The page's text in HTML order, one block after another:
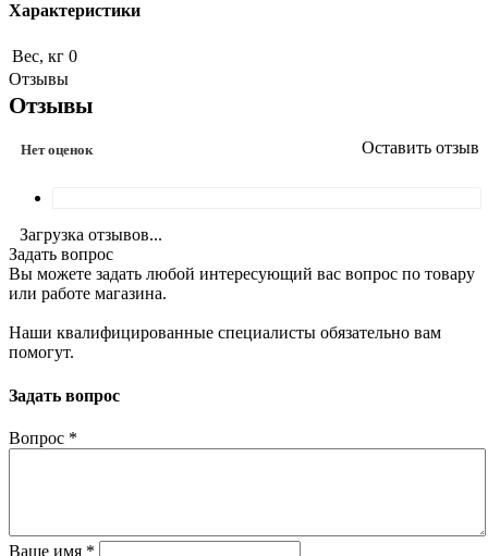
Характеристики
Вес, кг 0
Отзывы
Отзывы
Нет оценок Оставить отзыв
Загрузка отзывов...
Задать вопрос
Вы можете задать любой интересующий вас вопрос по товару
или работе магазина.
Наши квалифицированные специалисты обязательно вам
помогут.
Задать вопрос
Вопрос *
Ваше имя *